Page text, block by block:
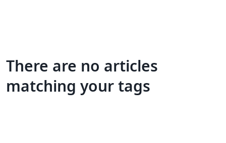
There are no articles
matching your tags